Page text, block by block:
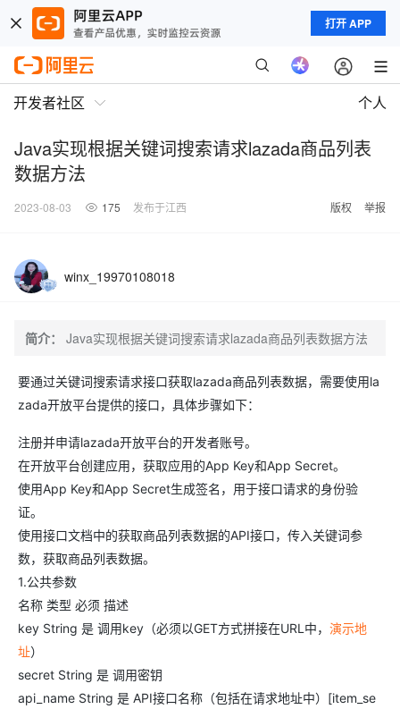
打开 APP
开发者社区 个人
Java实现根据关键词搜索请求lazada商品列表
数据方法
2023-08-03 175 发布于江西 版权 举报
winx_19970108018
简介： Java实现根据关键词搜索请求lazada商品列表数据方法
要通过关键词搜索请求接口获取lazada商品列表数据，需要使用la
zada开放平台提供的接口，具体步骤如下：
注册并申请lazada开放平台的开发者账号。
在开放平台创建应用，获取应用的App Key和App Secret。
使用App Key和App Secret生成签名，用于接口请求的身份验
证。
使用接口文档中的获取商品列表数据的API接口，传入关键词参
数，获取商品列表数据。
1.公共参数
名称 类型 必须 描述
key String 是 调用key（必须以GET方式拼接在URL中， 演示地
址）
secret String 是 调用密钥
api_name String 是 API接口名称（包括在请求地址中）[item_se